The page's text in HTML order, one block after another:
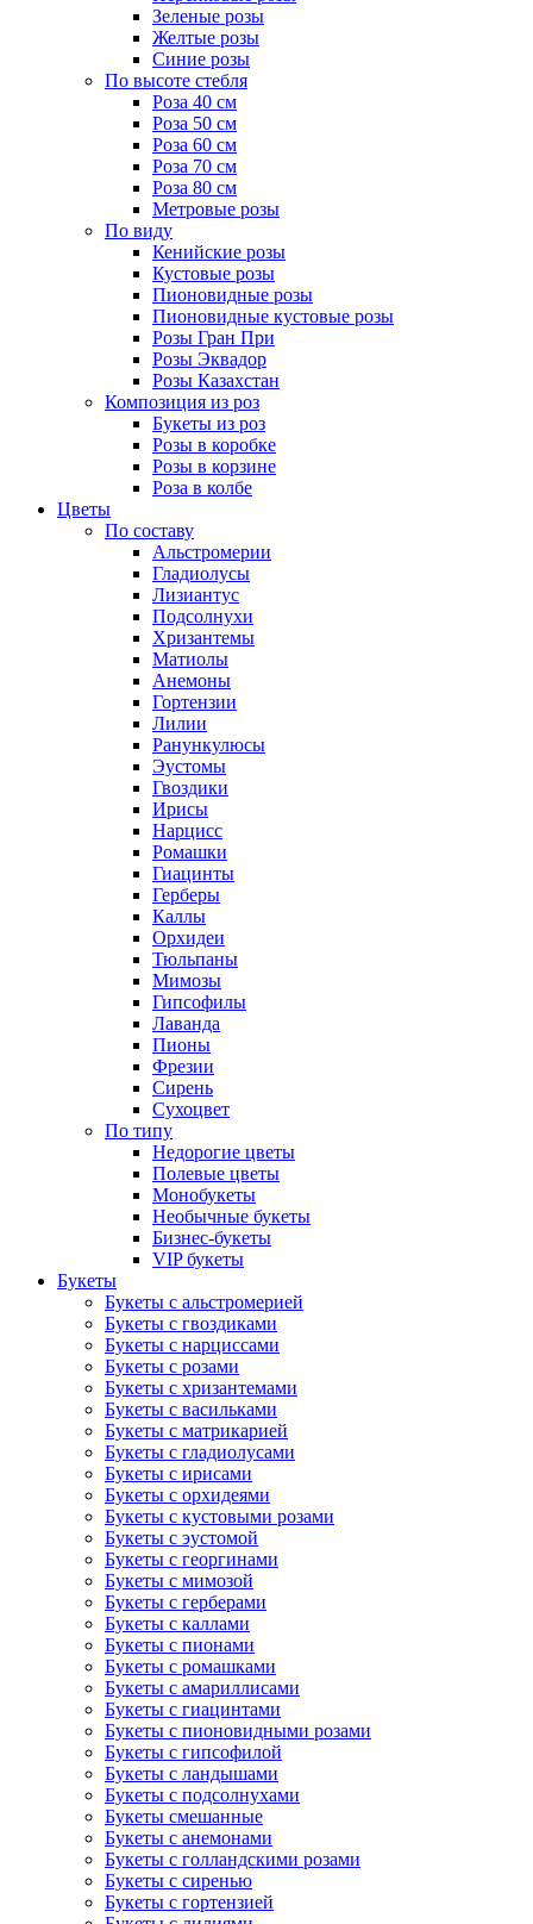
Зеленые розы
Желтые розы
Синие розы
По высоте стебля
Роза 40 см
Роза 50 см
Роза 60 см
Роза 70 см
Роза 80 см
Метровые розы
По виду
Кенийские розы
Кустовые розы
Пионовидные розы
Пионовидные кустовые розы
Розы Гран При
Розы Эквадор
Розы Казахстан
Композиция из роз
Букеты из роз
Розы в коробке
Розы в корзине
Роза в колбе
Цветы
По составу
Альстромерии
Гладиолусы
Лизиантус
Подсолнухи
Хризантемы
Матиолы
Анемоны
Гортензии
Лилии
Ранункулюсы
Эустомы
Гвоздики
Ирисы
Нарцисс
Ромашки
Гиацинты
Герберы
Каллы
Орхидеи
Тюльпаны
Мимозы
Гипсофилы
Лаванда
Пионы
Фрезии
Сирень
Сухоцвет
По типу
Недорогие цветы
Полевые цветы
Монобукеты
Необычные букеты
Бизнес-букеты
VIP букеты
Букеты
Букеты с альстромерией
Букеты с гвоздиками
Букеты с нарциссами
Букеты с розами
Букеты с хризантемами
Букеты с васильками
Букеты с матрикарией
Букеты с гладиолусами
Букеты с ирисами
Букеты с орхидеями
Букеты с кустовыми розами
Букеты с эустомой
Букеты с георгинами
Букеты с мимозой
Букеты с герберами
Букеты с каллами
Букеты с пионами
Букеты с ромашками
Букеты с амариллисами
Букеты с гиацинтами
Букеты с пионовидными розами
Букеты с гипсофилой
Букеты с ландышами
Букеты с подсолнухами
Букеты смешанные
Букеты с анемонами
Букеты с голландскими розами
Букеты с сиренью
Букеты с гортензией